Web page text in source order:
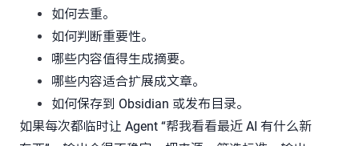
如何去重。
如何判断重要性。
哪些内容值得生成摘要。
哪些内容适合扩展成文章。
如何保存到 Obsidian 或发布目录。
如果每次都临时让 Agent “帮我看看最近 AI 有什么新